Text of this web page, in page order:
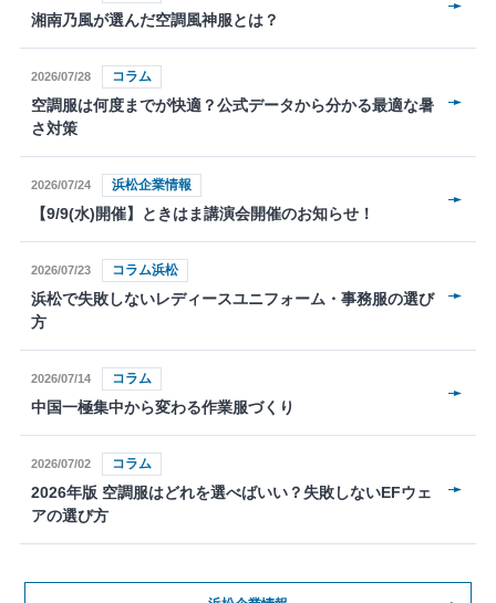
湘南乃風が選んだ空調風神服とは？
2026/07/28 コラム
空調服は何度までが快適？公式データから分かる最適な暑
さ対策
2026/07/24 浜松企業情報
【9/9(水)開催】ときはま講演会開催のお知らせ！
2026/07/23 コラム浜松
浜松で失敗しないレディースユニフォーム・事務服の選び
方
2026/07/14 コラム
中国一極集中から変わる作業服づくり
2026/07/02 コラム
2026年版 空調服はどれを選べばいい？失敗しないEFウェ
アの選び方